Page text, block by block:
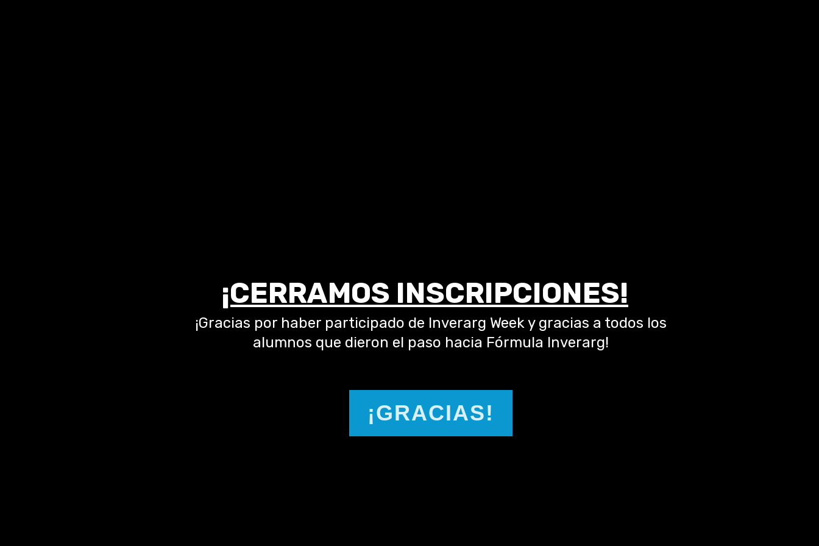
¡CERRAMOS INSCRIPCIONES!
¡Gracias por haber participado de Inverarg Week y gracias a todos los
alumnos que dieron el paso hacia Fórmula Inverarg!
¡GRACIAS!